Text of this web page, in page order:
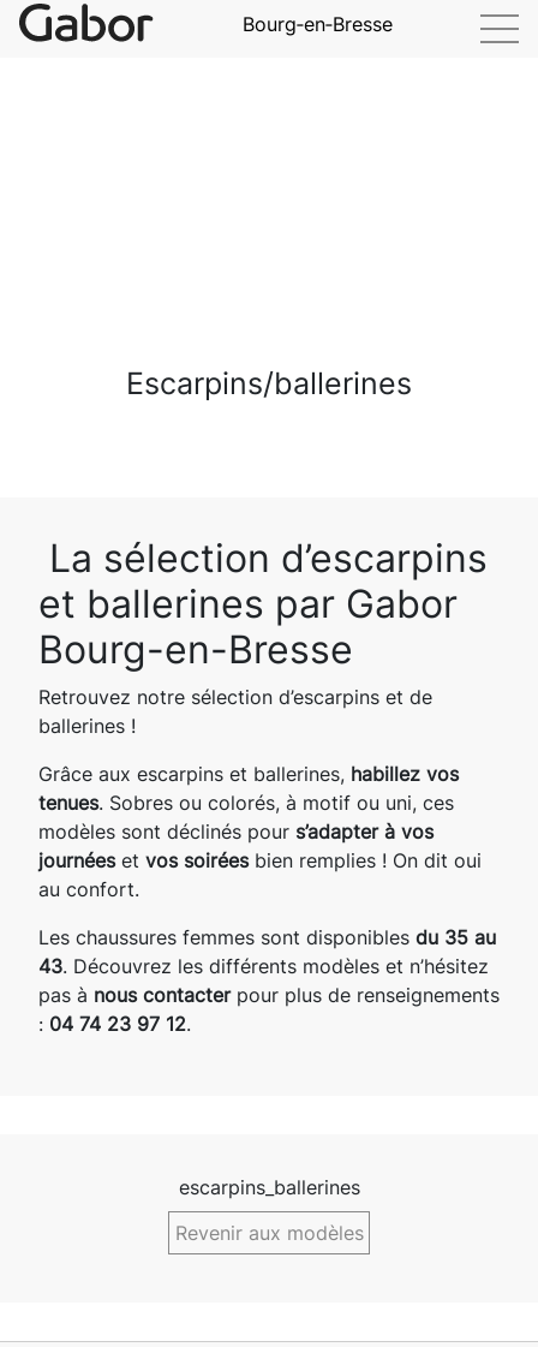
Bourg‑en‑Bresse
Escarpins/ballerines
La sélection d’escarpins
et ballerines par Gabor
Bourg-en-Bresse
Retrouvez notre sélection d’escarpins et de
ballerines !
Grâce aux escarpins et ballerines, habillez vos
tenues. Sobres ou colorés, à motif ou uni, ces
modèles sont déclinés pour s’adapter à vos
journéeset vos soiréesbien remplies ! On dit oui
au confort.
Les chaussures femmes sont disponibles du 35 au
43. Découvrez les différents modèles et n’hésitez
pas à nous contacterpour plus de renseignements
: 04 74 23 97 12.
escarpins_ballerines
Revenir aux modèles